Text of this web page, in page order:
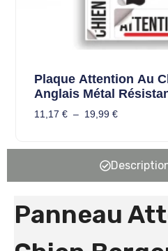
Plaque Attention Au
Anglais Métal
11,17 € – 19,99 €
Panneau